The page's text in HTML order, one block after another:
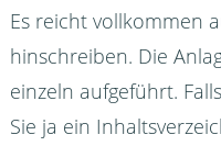
Es reicht vollkommen
hinschreiben. Die
einzeln aufgeführt.
Sie ja ein